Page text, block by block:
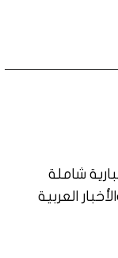
شاملة
العربية